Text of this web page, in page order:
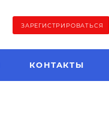
ЗАРЕГИСТРИРОВАТЬСЯ
КОНТАКТЫ